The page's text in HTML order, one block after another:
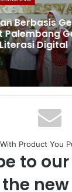
juta Rumah,
Sumsel
With Product You
to